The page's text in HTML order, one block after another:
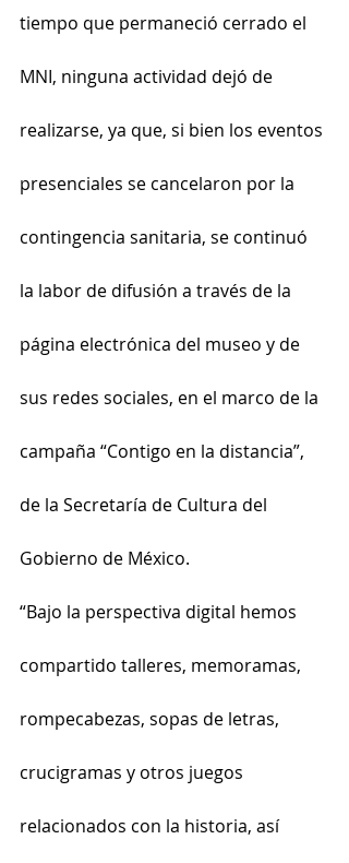
tiempo que permaneció cerrado el
MNI, ninguna actividad dejó de
realizarse, ya que, si bien los eventos
presenciales se cancelaron por la
contingencia sanitaria, se continuó
la labor de difusión a través de la
página electrónica del museo y de
sus redes sociales, en el marco de la
campaña “Contigo en la distancia”,
de la Secretaría de Cultura del
Gobierno de México.
“Bajo la perspectiva digital hemos
compartido talleres, memoramas,
rompecabezas, sopas de letras,
crucigramas y otros juegos
relacionados con la historia, así